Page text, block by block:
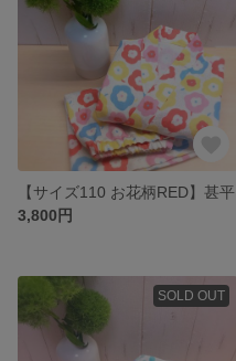
【サイズ110 お花柄RED】甚平
3,800円
SOLD OUT